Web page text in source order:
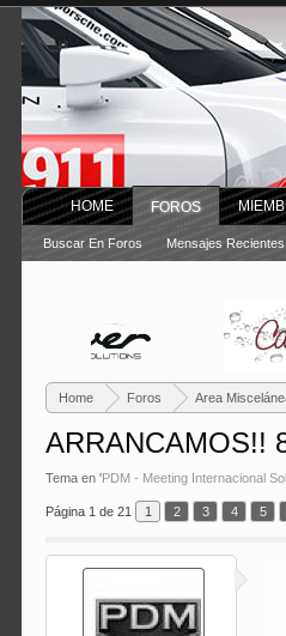
Home Foros Area
ARRANCAMOS!!
Tema en 'PDM - Meeting Internacional
Página 1 de 21 1 2 3 4 5
HOME FOROS
Buscar En Foros Mensajes Recientes